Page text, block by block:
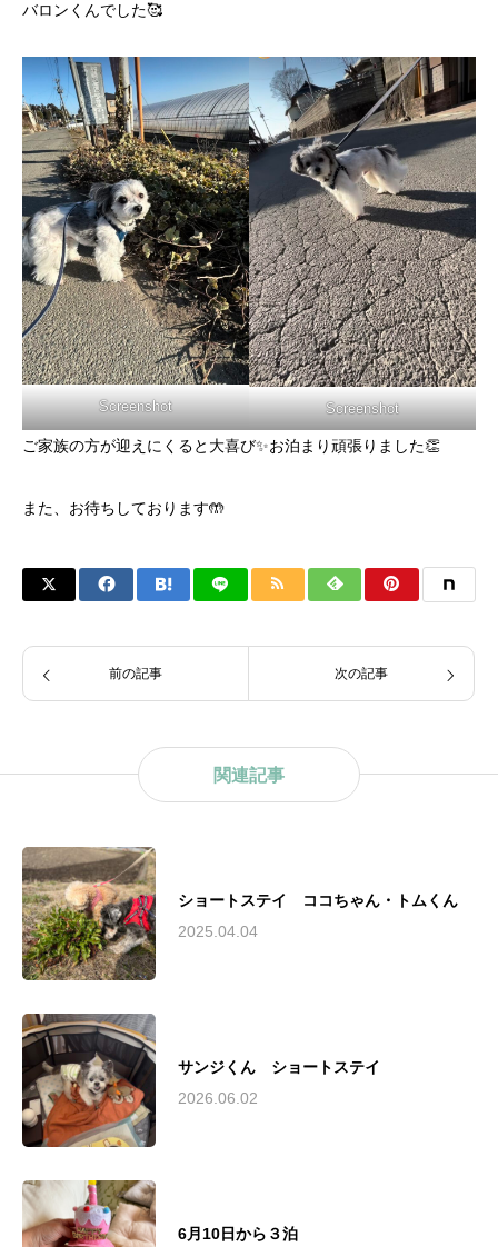
バロンくんでした🥰
Screenshot Screenshot
ご家族の方が迎えにくると大喜び✨お泊まり頑張りました👏
また、お待ちしております🤲
前の記事 次の記事
関連記事
ショートステイ ココちゃん・トムくん
2025.04.04
サンジくん ショートステイ
2026.06.02
6月10日から３泊